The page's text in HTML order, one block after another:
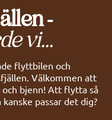
-
vi...
flyttbilen och
Välkommen att
bjenn! Att flytta så
passar det dig?